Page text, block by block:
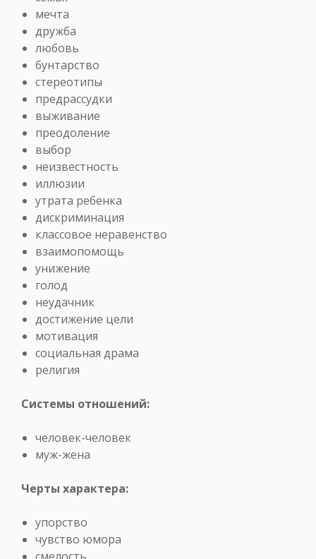
мечта
дружба
любовь
бунтарство
стереотипы
предрассудки
выживание
преодоление
выбор
неизвестность
иллюзии
утрата ребенка
дискриминация
классовое неравенство
взаимопомощь
унижение
голод
неудачник
достижение цели
мотивация
социальная драма
религия
Системы отношений:
человек-человек
муж-жена
Черты характера:
упорство
чувство юмора